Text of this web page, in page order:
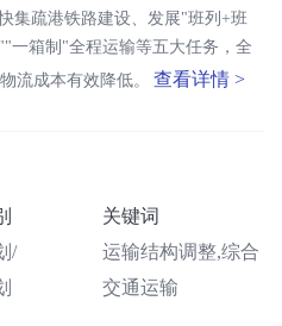
集疏港铁路建设、发展"班列+班
一箱制"全程运输等五大任务，全
流成本有效降低。
查看详情 >
/
关键词
运输结构调整,综合
交通运输